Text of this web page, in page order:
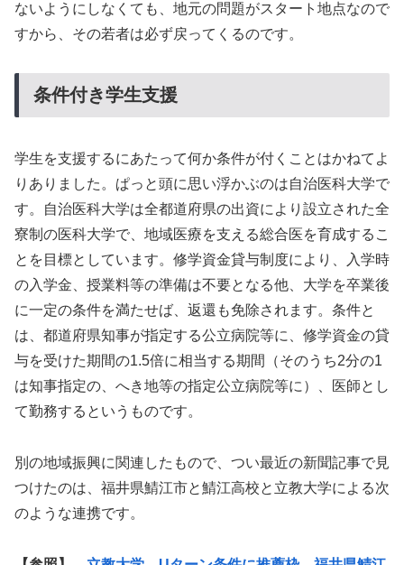
ないようにしなくても、地元の問題がスタート地点なので
すから、その若者は必ず戻ってくるのです。
条件付き学生支援
学生を支援するにあたって何か条件が付くことはかねてよ
りありました。ぱっと頭に思い浮かぶのは自治医科大学で
す。自治医科大学は全都道府県の出資により設立された全
寮制の医科大学で、地域医療を支える総合医を育成するこ
とを目標としています。修学資金貸与制度により、入学時
の入学金、授業料等の準備は不要となる他、大学を卒業後
に一定の条件を満たせば、返還も免除されます。条件と
は、都道府県知事が指定する公立病院等に、修学資金の貸
与を受けた期間の1.5倍に相当する期間（そのうち2分の1
は知事指定の、へき地等の指定公立病院等に）、医師とし
て勤務するというものです。
別の地域振興に関連したもので、つい最近の新聞記事で見
つけたのは、福井県鯖江市と鯖江高校と立教大学による次
のような連携です。